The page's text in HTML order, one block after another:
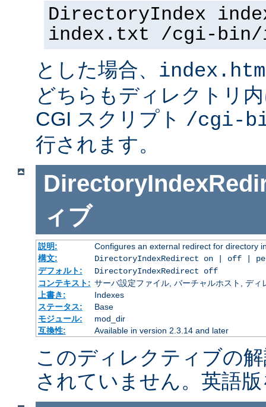
DirectoryIndex
index.txt /cgi-bin/
とした場合、
どちらもディレクトリ
CGI スクリプト /cgi-
行されます。
ィブ
説明:
Configures an external redirect for directory
構文:
DirectoryIndexRedirect on | off |
デフォルト:
DirectoryIndexRedirect off
コンテキスト: サーバ設定ファイル, バーチャルホスト, ディ
上書き:
Indexes
ステータス:
Base
モジュール:
mod_dir
互換性:
Available in version 2.3.14 and later
このディレクティブの
されていません。英語